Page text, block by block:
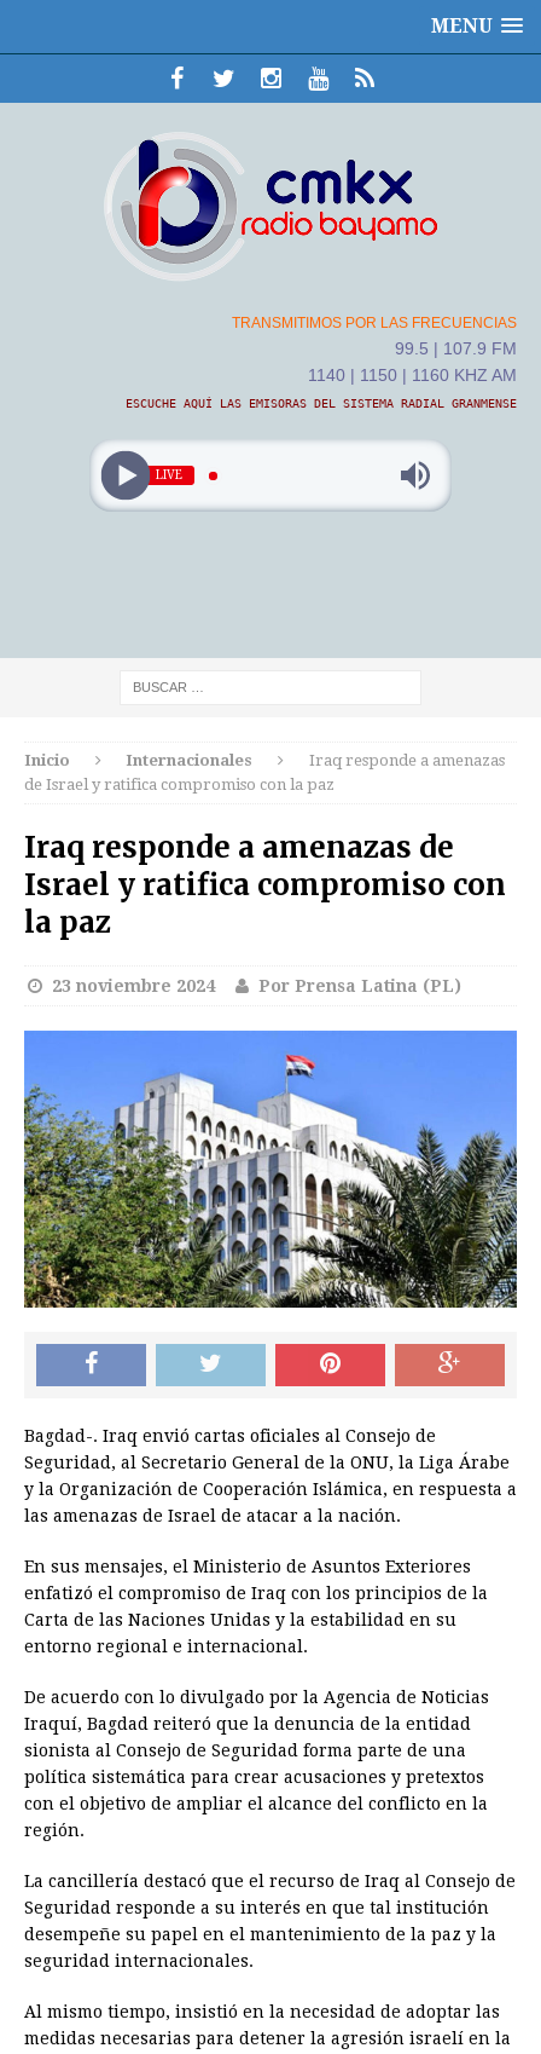
MENU
TRANSMITIMOS POR LAS FRECUENCIAS
99.5 | 107.9 FM
1140 | 1150 | 1160 KHZ AM
ESCUCHE AQUÍ LAS EMISORAS DEL SISTEMA RADIAL GRANMENSE
LIVE
Inicio Internacionales
Iraq responde a amenazas
de Israel y ratifica compromiso con la paz
Iraq responde a amenazas de
Israel y ratifica compromiso con
la paz
23 noviembre 2024 Por Prensa Latina (PL)
Bagdad-. Iraq envió cartas oficiales al Consejo de
Seguridad, al Secretario General de la ONU, la Liga Árabe
y la Organización de Cooperación Islámica, en respuesta a
las amenazas de Israel de atacar a la nación.
En sus mensajes, el Ministerio de Asuntos Exteriores
enfatizó el compromiso de Iraq con los principios de la
Carta de las Naciones Unidas y la estabilidad en su
entorno regional e internacional.
De acuerdo con lo divulgado por la Agencia de Noticias
Iraquí, Bagdad reiteró que la denuncia de la entidad
sionista al Consejo de Seguridad forma parte de una
política sistemática para crear acusaciones y pretextos
con el objetivo de ampliar el alcance del conflicto en la
región.
La cancillería destacó que el recurso de Iraq al Consejo de
Seguridad responde a su interés en que tal institución
desempeñe su papel en el mantenimiento de la paz y la
seguridad internacionales.
Al mismo tiempo, insistió en la necesidad de adoptar las
medidas necesarias para detener la agresión israelí en la